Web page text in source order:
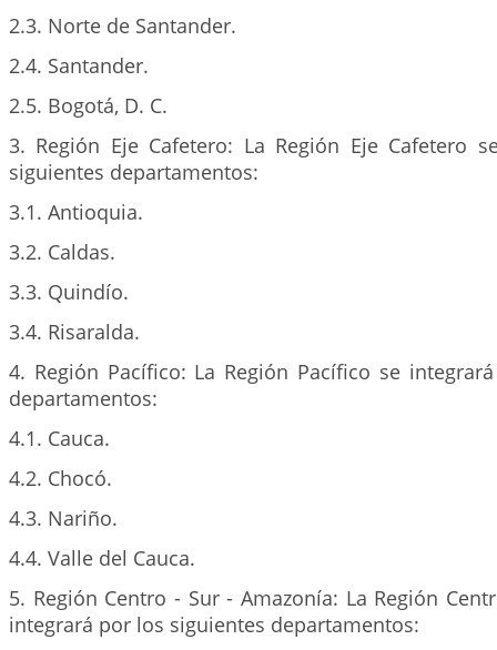
2.3. Norte de Santander.
2.4. Santander.
2.5. Bogotá, D. C.
3. Región Eje Cafetero: La Región Eje Cafetero
siguientes departamentos:
3.1. Antioquia.
3.2. Caldas.
3.3. Quindío.
3.4. Risaralda.
4. Región Pacífico: La Región Pacífico se
departamentos:
4.1. Cauca.
4.2. Chocó.
4.3. Nariño.
4.4. Valle del Cauca.
5. Región Centro - Sur - Amazonía: La Región
integrará por los siguientes departamentos: